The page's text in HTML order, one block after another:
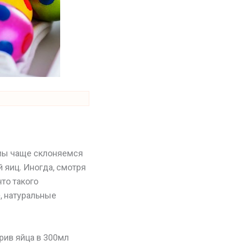
чаще склоняемся
яиц. Иногда, смотря
такого
яйца в 300мл